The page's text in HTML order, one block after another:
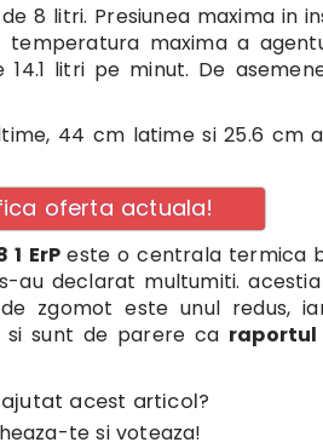
8 litri. Presiunea maxima in
maxima a
litri pe minut. De
44 cm latime si 25.6 cm
oferta actuala!
1 ErPeste o centrala termica
declarat multumiti.
zgomot este unul redus,
si sunt de parere ca
acest articol?
te si voteaza!